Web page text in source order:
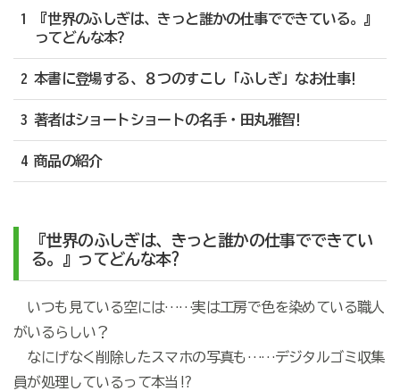
1 『世界のふしぎは、きっと誰かの仕事でできている。』
ってどんな本?
2 本書に登場する、８つのすこし「ふしぎ」なお仕事!
3 著者はショートショートの名手・田丸雅智!
4 商品の紹介
『世界のふしぎは、きっと誰かの仕事でできてい
る。』ってどんな本?
いつも見ている空には……実は工房で色を染めている職人
がいるらしい？
なにげなく削除したスマホの写真も……デジタルゴミ収集
員が処理しているって本当!?